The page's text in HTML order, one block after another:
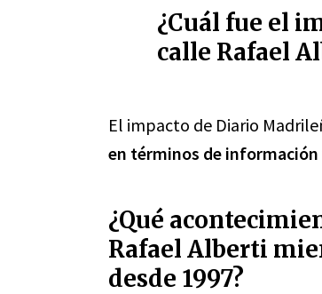
¿Cuál fue el
calle Rafael
El impacto de Diario
en términos de
¿Qué
Rafael Alberti
desde 1997?